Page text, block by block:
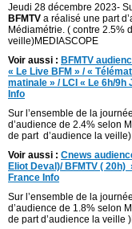
Jeudi 28 décembre 2023-
BFMTV a réalisé une part
Médiamétrie. ( contre 2.5%
veille)MEDIASCOPE
Voir aussi : BFMTV
« Le Live BFM » / «
matinale » / LCI « Le 6h/
Info
Sur l’ensemble de la journée
d’audience de 2.4% selon
de part d’audience la
Voir aussi : Cnews
Eliot Deval)/ BFMTV ( 20h)
France Info
Sur l’ensemble de la journée
d’audience de 1.8% selon
de part d’audience la veille